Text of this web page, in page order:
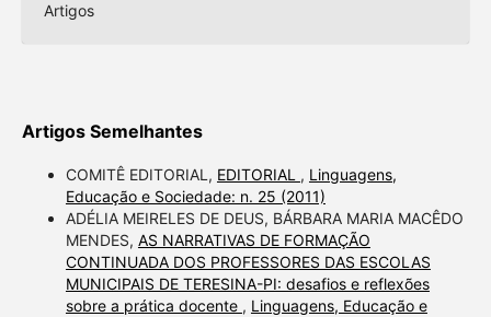
Artigos
Artigos Semelhantes
COMITÊ EDITORIAL, EDITORIAL , Linguagens,
Educação e Sociedade: n. 25 (2011)
ADÉLIA MEIRELES DE DEUS, BÁRBARA MARIA MACÊDO
MENDES, AS NARRATIVAS DE FORMAÇÃO
CONTINUADA DOS PROFESSORES DAS ESCOLAS
MUNICIPAIS DE TERESINA-PI: desafios e reflexões
sobre a prática docente , Linguagens, Educação e